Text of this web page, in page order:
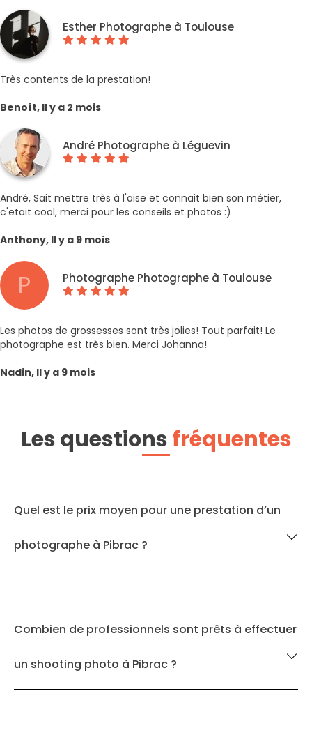
Esther Photographe à Toulouse
Très contents de la prestation!
Benoît, Il y a 2 mois
André Photographe à Léguevin
André, Sait mettre très à l'aise et connait bien son métier,
c'etait cool, merci pour les conseils et photos :)
Anthony, Il y a 9 mois
P Photographe Photographe à Toulouse
Les photos de grossesses sont très jolies! Tout parfait! Le
photographe est très bien. Merci Johanna!
Nadin, Il y a 9 mois
Les questionsfréquentes
Quel est le prix moyen pour une prestation d’un
photographe à Pibrac ?
Combien de professionnels sont prêts à effectuer
un shooting photo à Pibrac ?